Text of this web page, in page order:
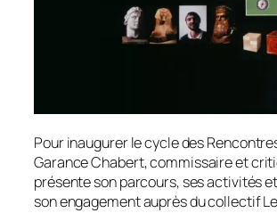
Pour inaugurer le cycle des
Garance Chabert, commissaire et
présente son parcours, ses activités
son engagement auprès du collectif